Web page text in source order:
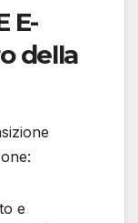
E-
della
e